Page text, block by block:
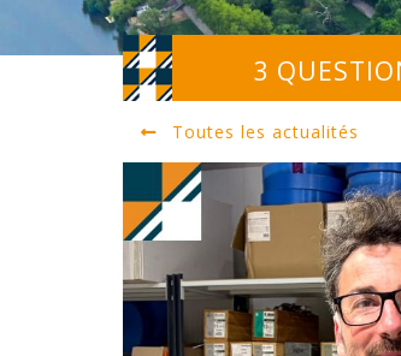
3
Toutes les actualités